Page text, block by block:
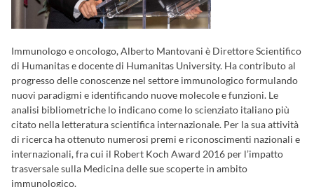
Immunologo e oncologo, Alberto Mantovani è Direttore Scientifico
di Humanitas e docente di Humanitas University. Ha contributo al
progresso delle conoscenze nel settore immunologico formulando
nuovi paradigmi e identificando nuove molecole e funzioni. Le
analisi bibliometriche lo indicano come lo scienziato italiano più
citato nella letteratura scientifica internazionale. Per la sua attività
di ricerca ha ottenuto numerosi premi e riconoscimenti nazionali e
internazionali, fra cui il Robert Koch Award 2016 per l’impatto
trasversale sulla Medicina delle sue scoperte in ambito
immunologico.